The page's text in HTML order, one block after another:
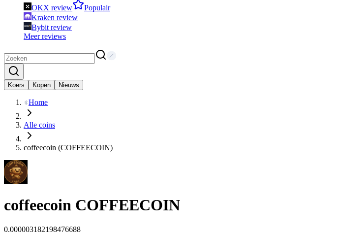
OKX review
Populair
Kraken review
Bybit review
Meer reviews
Koers Kopen Nieuws
Home
Alle coins
coffeecoin (COFFEECOIN)
coffeecoin COFFEECOIN
0.000003182198476688